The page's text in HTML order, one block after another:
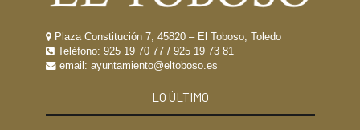
Plaza Constitución 7, 45820 – El Toboso, Toledo
Teléfono: 925 19 70 77/ 925 19 73 81
email: ayuntamiento@eltoboso.es
LO ÚLTIMO